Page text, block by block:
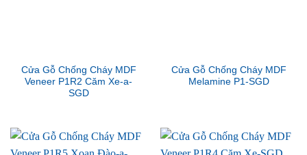
Cửa Gỗ Chống Cháy MDF
Veneer P1R2 Căm Xe-a-
SGD
Cửa Gỗ Chống Cháy MDF
Melamine P1-SGD